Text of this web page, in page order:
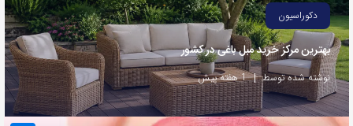
را
با
دوستان
خود
به
اشتراک
دکوراسیون
بهترین مرکز خرید مبل باغی در کشور
نوشته شده توسط 1 هفته پیش